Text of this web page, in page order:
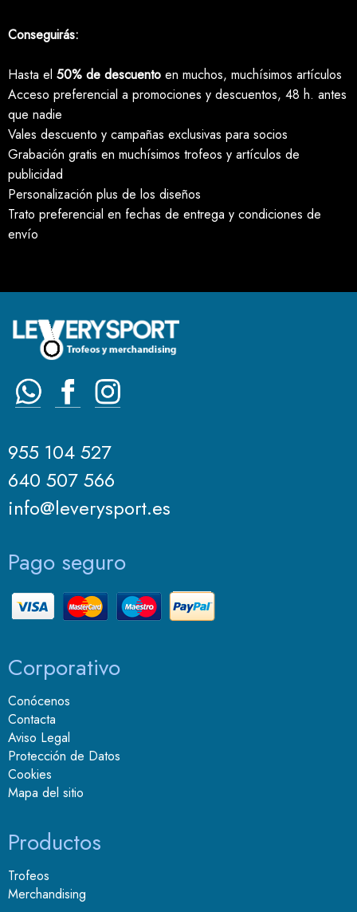
Conseguirás:
Hasta el 50% de descuento en muchos, muchísimos artículos
Acceso preferencial a promociones y descuentos, 48 h. antes
que nadie
Vales descuento y campañas exclusivas para socios
Grabación gratis en muchísimos trofeos y artículos de
publicidad
Personalización plus de los diseños
Trato preferencial en fechas de entrega y condiciones de
envío
955 104 527
640 507 566
info@leverysport.es
Pago seguro
Corporativo
Conócenos
Contacta
Aviso Legal
Protección de Datos
Cookies
Mapa del sitio
Productos
Trofeos
Merchandising